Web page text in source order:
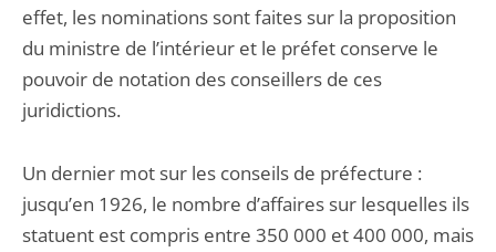
effet, les nominations sont faites sur la proposition
du ministre de l’intérieur et le préfet conserve le
pouvoir de notation des conseillers de ces
juridictions.
Un dernier mot sur les conseils de préfecture :
jusqu’en 1926, le nombre d’affaires sur lesquelles ils
statuent est compris entre 350 000 et 400 000, mais